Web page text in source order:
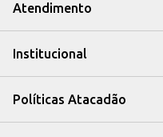
Atendimento
Institucional
Políticas Atacadão